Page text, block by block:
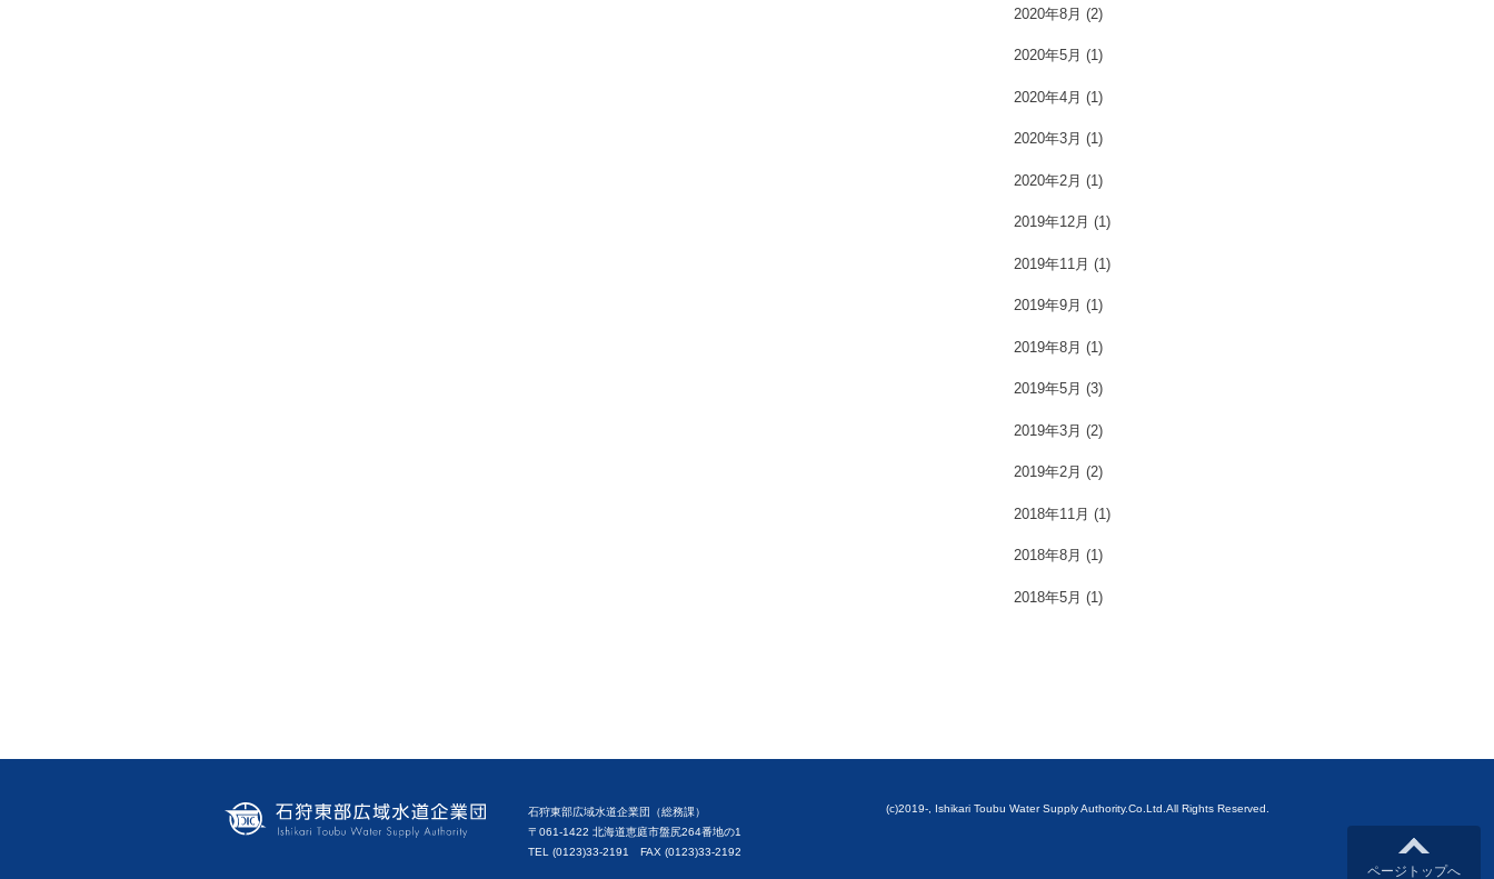
2020年8月 (2)
2020年5月 (1)
2020年4月 (1)
2020年3月 (1)
2020年2月 (1)
2019年12月 (1)
2019年11月 (1)
2019年9月 (1)
2019年8月 (1)
2019年5月 (3)
2019年3月 (2)
2019年2月 (2)
2018年11月 (1)
2018年8月 (1)
2018年5月 (1)
石狩東部広域水道企業団（総務課）
〒061-1422 北海道恵庭市盤尻264番地の1
TEL (0123)33-2191 FAX (0123)33-2192
(c)2019-, Ishikari Toubu Water Supply Authority.Co.Ltd.All Rights Reserved.
ページトップへ